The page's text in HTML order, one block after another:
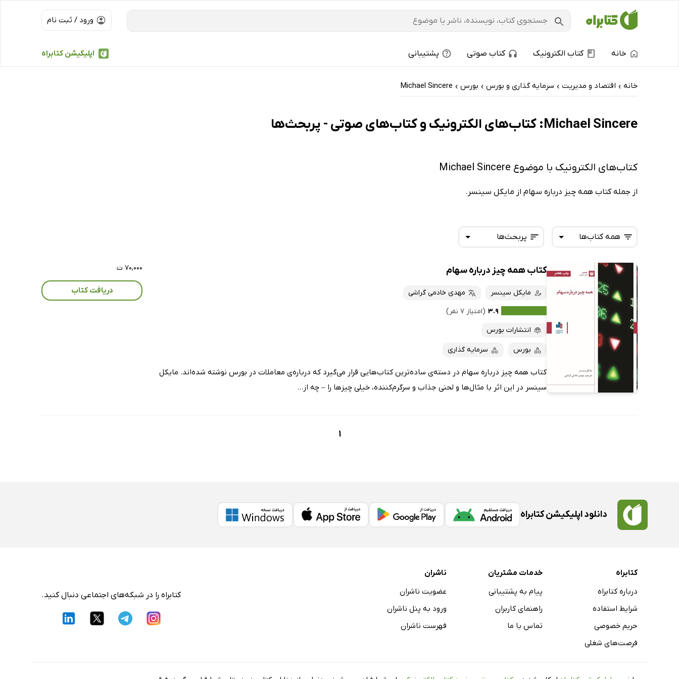
ورود / ثبت نام
اپلیکیشن کتابراه خانه کتاب الکترونیک کتاب صوتی پشتیبانی
خانه › اقتصاد و مدیریت › سرمایه گذاری و بورس › بورس ›
Michael Sincere
Michael Sincere: کتاب‌های الکترونیک و کتاب‌های صوتی - پربحث‌ها
کتاب‌های الکترونیک با موضوع Michael Sincere
از جمله کتاب همه چیز درباره سهام از مایکل سینسر.
پربحث‌ها
تازه‌ها
داغ‌ترین‌ها
پربحث‌ها
ارزان ترین‌ها
همه کتاب‌ها
همه کتاب‌ها
کتاب‌های صوتی
کتاب‌های متنی
کتاب همه چیز درباره سهام
مایکل سینسر
مهدی خادمی گراشی
۳.۹ (امتیاز ۷ نفر)
انتشارات بورس
بورس سرمایه گذاری
کتاب همه چیز درباره سهام در دسته‌ی ساده‌ترین کتاب‌هایی قرار می‌گیرد که درباره‌ی معاملات در بورس نوشته شده‌اند. مایکل
سینسر در این اثر با مثال‌ها و لحنی جذاب و سرگرم‌کننده، خیلی چیزها را – چه از...
۷۰,۰۰۰ ت
دریافت کتاب
1
دانلود اپلیکیشن کتابراه
کتابراه
درباره کتابراه
شرایط استفاده
حریم خصوصی
فرصت‌های شغلی
خدمات مشتریان
پیام به پشتیبانی
راهنمای کاربران
تماس با ما
ناشران
عضویت ناشران
ورود به پنل ناشران
فهرست ناشران
کتابراه را در شبکه‌های اجتماعی دنبال کنید.